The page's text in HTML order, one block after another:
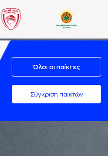
Όλοι οι παίκτες
Σύγκριση παικτών